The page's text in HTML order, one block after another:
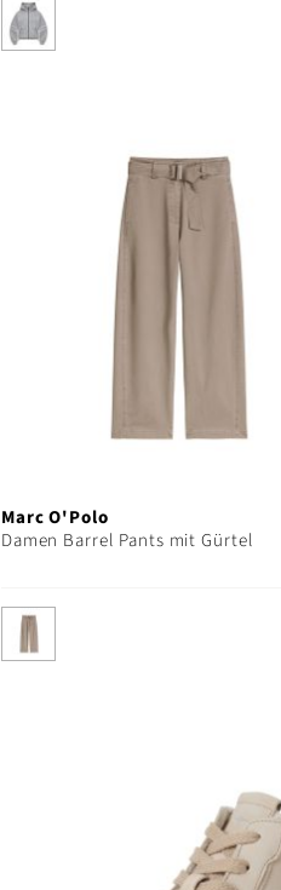
Marc O'Polo
Damen Barrel Pants mit Gürtel